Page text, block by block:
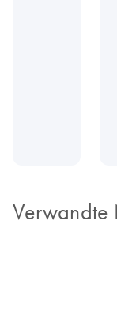
Verwandte